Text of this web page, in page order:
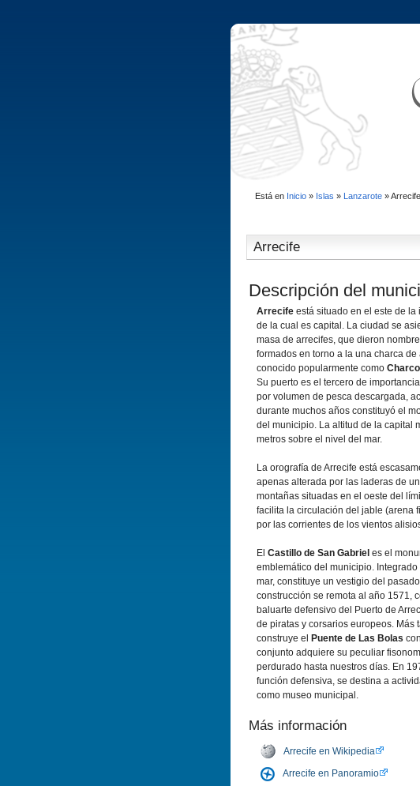
Está en Inicio» Islas » Lanzarote»Arrecife
Arrecife
Descripción del
Arrecife está situado en el este de la
de la cual es capital. La ciudad se
masa de arrecifes, que dieron
formados en torno a la una charca de
conocido popularmente como
Su puerto es el tercero de
por volumen de pesca descargada,
durante muchos años constituyó el
del municipio. La altitud de la capital
metros sobre el nivel del mar.
La orografía de Arrecife está
apenas alterada por las laderas de
montañas situadas en el oeste del
facilita la circulación del jable (arena
por las corrientes de los vientos
El Castillo de San Gabriel es el
emblemático del municipio. Integrado
mar, constituye un vestigio del
construcción se remota al año 1571,
baluarte defensivo del Puerto de
de piratas y corsarios europeos. Más
construye el
Puente de Las Bolas
conjunto adquiere su peculiar
perdurado hasta nuestros días. En
función defensiva, se destina a
como museo municipal.
Más información
Arrecife en Wikipedia
Arrecife en Panoramio